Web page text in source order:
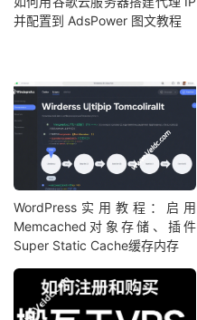
并配置到 AdsPower 图文教程
WordPress实用教程：启用
Memcached对象存储、插件
Super Static Cache缓存内存